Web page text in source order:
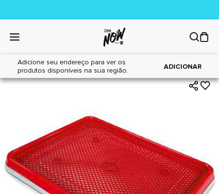
Adicione seu endereço para ver os
produtos disponíveis na sua região.
ADICIONAR
Home|Cães|Higiene